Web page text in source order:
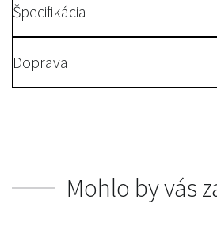
Špecifikácia
Doprava
Mohlo by vás